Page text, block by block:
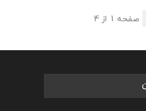
صفحه 1 از 4